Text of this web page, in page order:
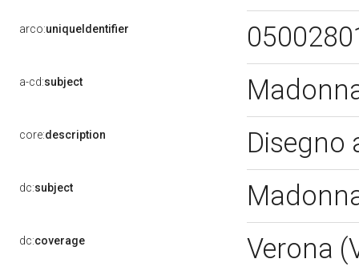
arco:uniqueIdentifier
a-cd:subject
core:description Disegno
dc:subject
dc:coverage Verona